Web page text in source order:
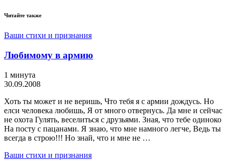
Читайте также
Ваши стихи и признания
Любимому в армию
1 минута
30.09.2008
Хоть ты может и не веришь, Что тебя я с армии дождусь. Но
елси человека любишь, Я от много отвернусь. Да мне и сейчас
не охота Гулять, веселиться с друзьями. Зная, что тебе одиноко
На посту с пацанами. Я знаю, что мне намного легче, Ведь ты
всегда в строю!!! Но знай, что и мне не …
Ваши стихи и признания